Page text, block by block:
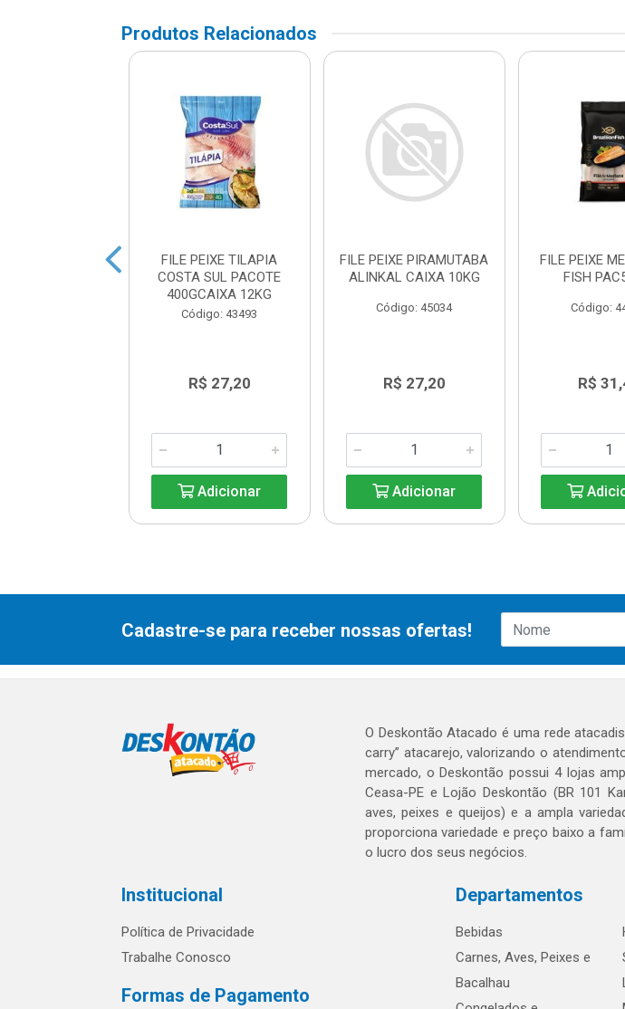
Produtos Relacionados
FILE PEIXE TILAPIA
COSTA SUL PACOTE
400GCAIXA 12KG
Código: 43493
R$ 27,20
Adicionar
FILE PEIXE PIRAMUTABA
ALINKAL CAIXA 10KG
Código: 45034
R$ 27,20
Adicionar
FILE PEIXE
FISH
Código:
R$
Cadastre-se para receber nossas ofertas!
O Deskontão Atacado é uma rede
carry” atacarejo, valorizando o
mercado, o Deskontão possui 4 lojas
Ceasa-PE e Lojão Deskontão (BR 101
aves, peixes e queijos) e a ampla
proporciona variedade e preço baixo a
o lucro dos seus negócios.
Institucional
Política de Privacidade
Trabalhe Conosco
Formas de Pagamento
Departamentos
Bebidas
Carnes, Aves, Peixes e
Bacalhau